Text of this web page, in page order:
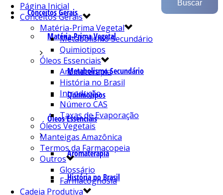
Conceitos Gerais
Matéria-Prima Vegetal
Metabolismo Secundário
Quimiotipos
Óleos Essenciais
Aromaterapia
História no Brasil
Página Inicial
Conceitos Gerais
Matéria-Prima Vegetal
Metabolismo Secundário
Quimiotipos
Óleos Essenciais
Aromaterapia
História no Brasil
Introdução
Número CAS
Taxas de Evaporação
Óleos Vegetais
Manteigas Amazônica
Termos da Farmacopeia
Outros
Glossário
Farmacognosia
Cadeia Produtiva